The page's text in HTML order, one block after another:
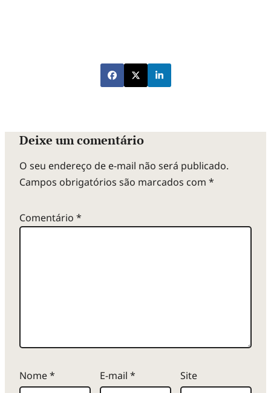
Deixe um comentário
O seu endereço de e-mail não será publicado.
Campos obrigatórios são marcados com *
Comentário *
Nome* E-mail * Site